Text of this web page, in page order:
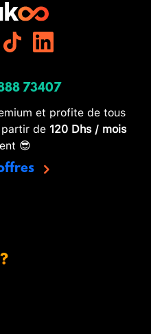
73407
et profite de tous
de 120 Dhs / mois
😎